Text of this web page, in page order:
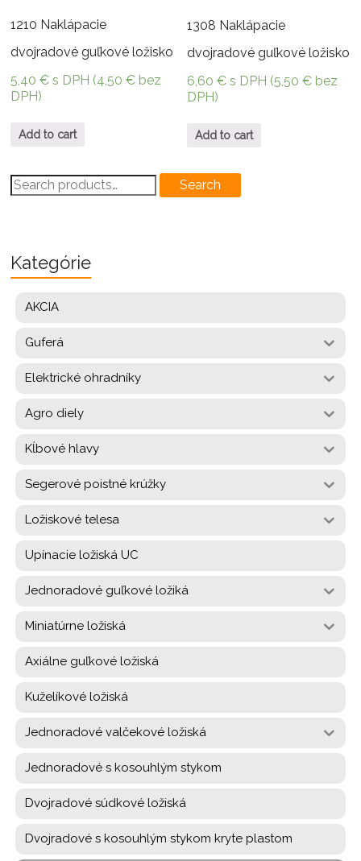
1210 Naklápacie
dvojradové guľkové ložisko
5,40€ s DPH (4,50€ bez
DPH)
Add to cart
1308 Naklápacie
dvojradové guľkové ložisko
6,60€ s DPH (5,50€ bez
DPH)
Add to cart
Search
for:
Search
Kategórie
AKCIA
Guferá
Elektrické ohradníky
Agro diely
Kĺbové hlavy
Segerové poistné krúžky
Ložiskové telesa
Upínacie ložiská UC
Jednoradové guľkové ložiká
Miniatúrne ložiská
Axiálne guľkové ložiská
Kuželíkové ložiská
Jednoradové valčekové ložiská
Jednoradové s kosouhlým stykom
Dvojradové súdkové ložiská
Dvojradové s kosouhlým stykom kryte plastom